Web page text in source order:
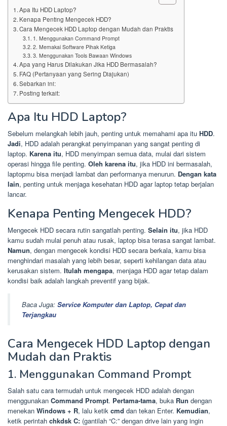
Apa Itu HDD Laptop?
Kenapa Penting Mengecek HDD?
Cara Mengecek HDD Laptop dengan Mudah dan Praktis
1. Menggunakan Command Prompt
2. Memakai Software Pihak Ketiga
3. Menggunakan Tools Bawaan Windows
Apa yang Harus Dilakukan Jika HDD Bermasalah?
FAQ (Pertanyaan yang Sering Diajukan)
Sebarkan ini:
Posting terkait:
Apa Itu HDD Laptop?
Sebelum melangkah lebih jauh, penting untuk memahami apa itu HDD.
Jadi, HDD adalah perangkat penyimpanan yang sangat penting di
laptop. Karena itu, HDD menyimpan semua data, mulai dari sistem
operasi hingga file penting. Oleh karena itu, jika HDD ini bermasalah,
laptopmu bisa menjadi lambat dan performanya menurun. Dengan kata
lain, penting untuk menjaga kesehatan HDD agar laptop tetap berjalan
lancar.
Kenapa Penting Mengecek HDD?
Mengecek HDD secara rutin sangatlah penting. Selain itu, jika HDD
kamu sudah mulai penuh atau rusak, laptop bisa terasa sangat lambat.
Namun, dengan mengecek kondisi HDD secara berkala, kamu bisa
menghindari masalah yang lebih besar, seperti kehilangan data atau
kerusakan sistem. Itulah mengapa, menjaga HDD agar tetap dalam
kondisi baik adalah langkah preventif yang bijak.
Baca Juga: Service Komputer dan Laptop, Cepat dan
Terjangkau
Cara Mengecek HDD Laptop dengan
Mudah dan Praktis
1. Menggunakan Command Prompt
Salah satu cara termudah untuk mengecek HDD adalah dengan
menggunakan Command Prompt. Pertama-tama, buka Run dengan
menekan Windows + R, lalu ketik cmd dan tekan Enter. Kemudian,
ketik perintah chkdsk C: (gantilah “C:” dengan drive lain yang ingin